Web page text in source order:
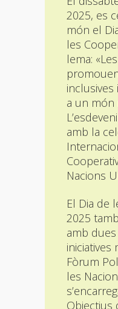
2025, es
món el
les
lema:
a un món
amb la
Nacions
El Dia de
2025
amb
iniciatives
Fòrum
les
Objectius